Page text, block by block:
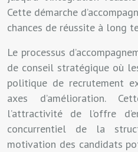
Cette démarche
chances de réussite à long
Le processus
de conseil stratégique où
politique de recrutement
axes d’amélioration.
l’attractivité de l’offre
concurrentiel de la
motivation des candidats